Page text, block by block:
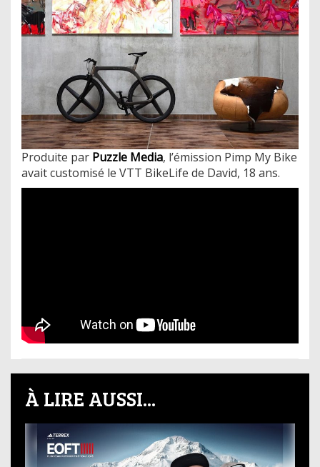
Produite par Puzzle Media, l’émission Pimp My Bike
avait customisé le VTT BikeLife de David, 18 ans.
À LIRE AUSSI...